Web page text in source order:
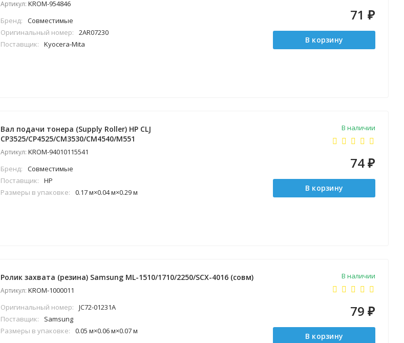
Артикул: KROM-954846
Бренд:
Совместимые
Оригинальный номер:
2AR07230
Поставщик:
Kyocera-Mita
71 ₽
В корзину
Вал подачи тонера (Supply Roller) HP CLJ
CP3525/CP4525/CM3530/CM4540/M551
Артикул: KROM-94010115541
Бренд:
Совместимые
Поставщик:
HP
Размеры в упаковке:
0.17 м×0.04 м×0.29 м
В наличии
74 ₽
В корзину
Ролик захвата (резина) Samsung ML-1510/1710/2250/SCX-4016 (совм)
Артикул: KROM-1000011
Оригинальный номер:
JC72-01231A
Поставщик:
Samsung
Размеры в упаковке:
0.05 м×0.06 м×0.07 м
В наличии
79 ₽
В корзину